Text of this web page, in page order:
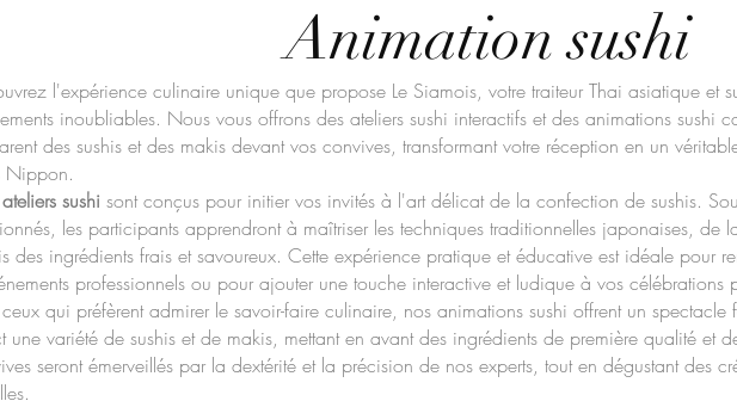
Animation sushi
l'expérience culinaire unique que propose Le Siamois, votre traiteur Thai asiatique et
inoubliables. Nous vous offrons des ateliers sushi interactifs et des animations sushi
des sushis et des makis devant vos convives, transformant votre réception en un
Nippon.
sushi sont conçus pour initier vos invités à l'art délicat de la confection de sushis.
les participants apprendront à maîtriser les techniques traditionnelles japonaises,
des ingrédients frais et savoureux. Cette expérience pratique et éducative est idéale pour
professionnels ou pour ajouter une touche interactive et ludique à vos célébrations
ceux qui préfèrent admirer le savoir-faire culinaire, nos animations sushi offrent un
une variété de sushis et de makis, mettant en avant des ingrédients de première qualité et
seront émerveillés par la dextérité et la précision de nos experts, tout en dégustant des